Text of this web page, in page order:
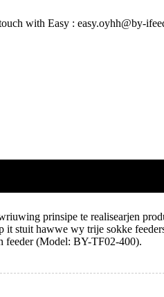
with Easy : easy.oyhh@by-
prinsipe te realisearjen
it stuit hawwe wy trije sokke
feeder (Model: BY-TF02-400).